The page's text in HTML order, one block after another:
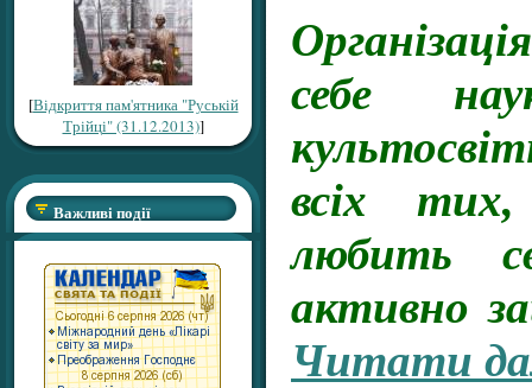
[Відкриття пам'ятника "Руській
Трійці" (31.12.2013)]
Важливі події
себе
всіх
любить
активно
Читати